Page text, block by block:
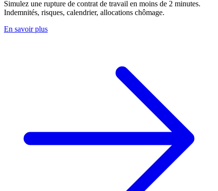
Simulez une rupture de contrat de travail en moins de 2 minutes.
Indemnités, risques, calendrier, allocations chômage.
En savoir plus